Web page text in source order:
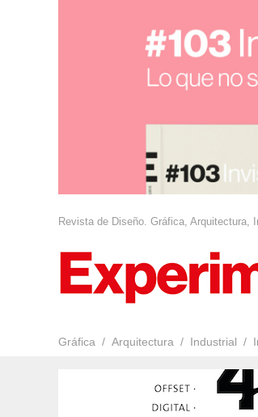
Revista de Diseño. Gráfica, Arquitectura,
Gráfica Arquitectura Industrial